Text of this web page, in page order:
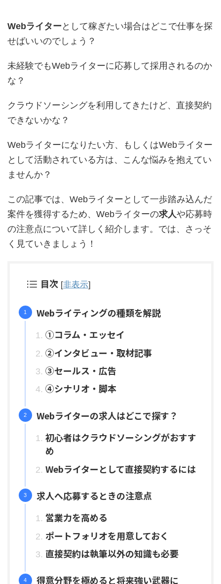
Webライターとして稼ぎたい場合はどこで仕事を探
せばいいのでしょう？
未経験でもWebライターに応募して採用されるのか
な？
クラウドソーシングを利用してきたけど、直接契約
できないかな？
Webライターになりたい方、もしくはWebライター
として活動されている方は、こんな悩みを抱えてい
ませんか？
この記事では、Webライターとして一歩踏み込んだ
案件を獲得するため、 Webライターの求人や応募時
の注意点について詳しく紹介します。では、さっそ
く見ていきましょう！
目次 [非表示]
Webライティングの種類を解説
①コラム・エッセイ
②インタビュー・取材記事
③セールス・広告
④シナリオ・脚本
Webライターの求人はどこで探す？
初心者はクラウドソーシングがおすす
め
Webライターとして直接契約するには
求人へ応募するときの注意点
営業力を高める
ポートフォリオを用意しておく
直接契約は執筆以外の知識も必要
得意分野を極めると将来強い武器に